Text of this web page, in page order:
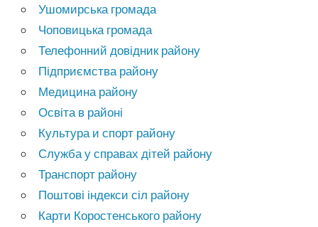
Ушомирська громада
Чоповицька громада
Телефонний довідник району
Підприємства району
Медицина району
Освіта в районі
Культура и спорт району
Служба у справах дітей району
Транспорт району
Поштові індекси сіл району
Карти Коростенського району